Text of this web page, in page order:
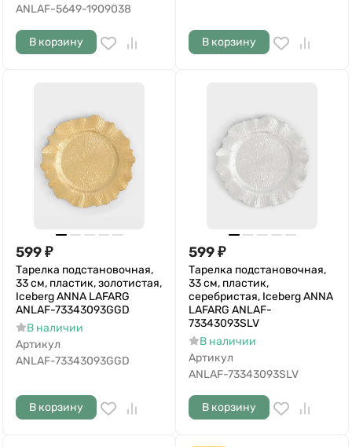
ANLAF-5649-1909038
В корзину В корзину
599₽
Тарелка подстановочная,
33 см, пластик, золотистая,
Iceberg ANNA LAFARG
ANLAF-73343093GGD
В наличии
Артикул
ANLAF-73343093GGD
В корзину
599₽
Тарелка подстановочная,
33 см, пластик,
серебристая, Iceberg ANNA
LAFARG ANLAF-
73343093SLV
В наличии
Артикул
ANLAF-73343093SLV
В корзину